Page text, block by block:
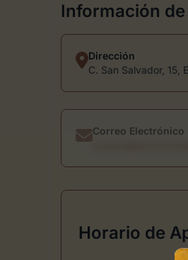
Información
Dirección
C. San Salvador, 15,
Correo Electrónico
Horario de